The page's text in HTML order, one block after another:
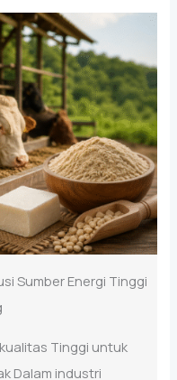
Sumber Energi Tinggi
Tinggi untuk
Dalam industri